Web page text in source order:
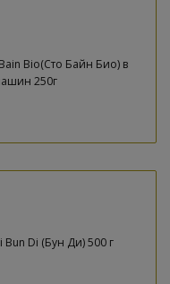
Bio(Сто Байн Био) в
250г
Di (Бун Ди) 500 г